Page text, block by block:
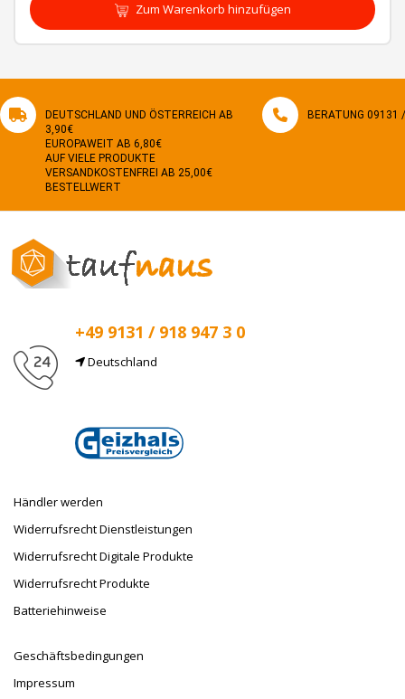
Zum Warenkorb hinzufügen
DEUTSCHLAND UND ÖSTERREICH AB
3,90€
EUROPAWEIT AB 6,80€
AUF VIELE PRODUKTE
VERSANDKOSTENFREI AB 25,00€
BESTELLWERT
BERATUNG 09131
+49 9131 / 918 947 3 0
Deutschland
Händler werden
Widerrufsrecht Dienstleistungen
Widerrufsrecht Digitale Produkte
Widerrufsrecht Produkte
Batteriehinweise
Geschäftsbedingungen
Impressum